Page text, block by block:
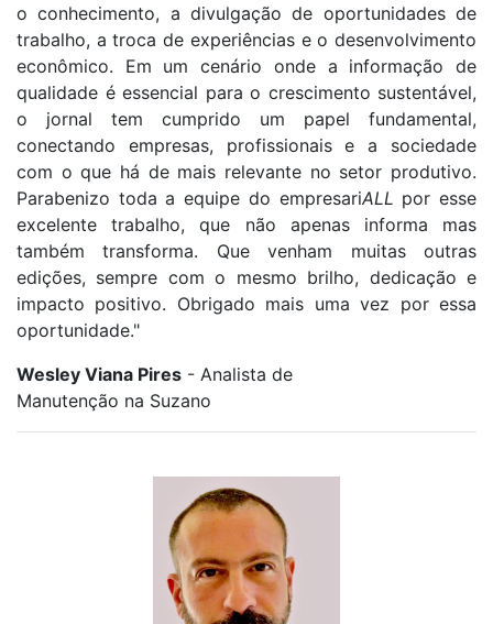
o conhecimento, a divulgação de oportunidades de
trabalho, a troca de experiências e o desenvolvimento
econômico. Em um cenário onde a informação de
qualidade é essencial para o crescimento sustentável,
o jornal tem cumprido um papel fundamental,
conectando empresas, profissionais e a sociedade
com o que há de mais relevante no setor produtivo.
Parabenizo toda a equipe do empresariALL por esse
excelente trabalho, que não apenas informa mas
também transforma. Que venham muitas outras
edições, sempre com o mesmo brilho, dedicação e
impacto positivo. Obrigado mais uma vez por essa
oportunidade."
Wesley Viana Pires - Analista de
Manutenção na Suzano